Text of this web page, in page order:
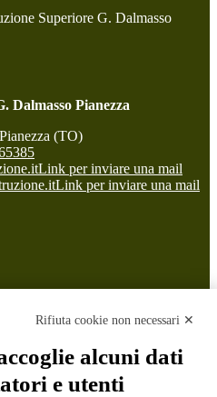
Superiore G. Dalmasso
Dalmasso Pianezza
(TO)
Link per inviare una mail
Link per inviare una mail
Rifiuta cookie non necessari ✕
alcuni dati
e utenti